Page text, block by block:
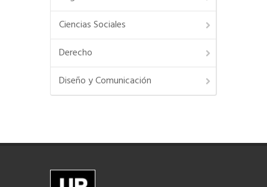
Ciencias Sociales
Derecho
Diseño y Comunicación